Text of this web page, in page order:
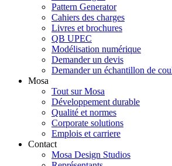
Pattern Generator
Cahiers des charges
Livres et brochures
QB UPEC
Modélisation numérique
Demander un devis
Demander un échantillon de
Mosa
Tout sur Mosa
Développement durable
Qualité et normes
Corporate solutions
Emplois et carriere
Contact
Mosa Design Studios